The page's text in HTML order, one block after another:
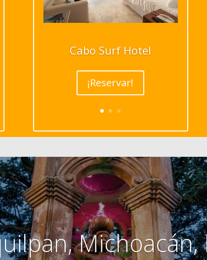
Cabo Surf Hotel
¡Reservar!
Michoacán,